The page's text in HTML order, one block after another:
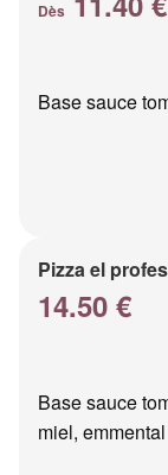
Dès
Base sauce
Pizza el
14.50 €
Base sauce
miel, emmental